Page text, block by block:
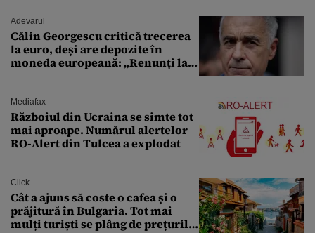
Adevarul
Călin Georgescu critică trecerea
la euro, deși are depozite în
moneda europeană: „Renunți la
Mediafax
Războiul din Ucraina se simte tot
mai aproape. Numărul alertelor
RO-Alert din Tulcea a explodat
Click
Cât a ajuns să coste o cafea și o
prăjitură în Bulgaria. Tot mai
mulți turiști se plâng de prețurile